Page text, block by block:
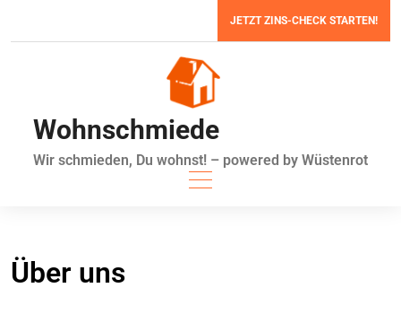
JETZT ZINS-CHECK STARTEN!
Wohnschmiede
Wir schmieden, Du wohnst! – powered by Wüstenrot
Über uns